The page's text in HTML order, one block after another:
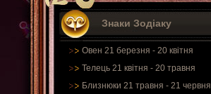
Знаки Зодіаку
Овен 21 березня - 20 квітня
Телець 21 квітня - 20 травня
Близнюки 21 травня - 21 червня